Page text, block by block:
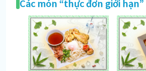
Các món “thực đơn giới